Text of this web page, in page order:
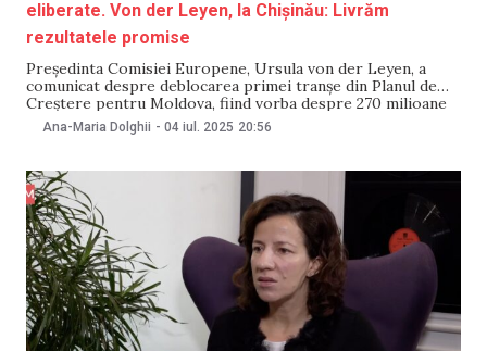
eliberate. Von der Leyen, la Chișinău: Livrăm
rezultatele promise
Președinta Comisiei Europene, Ursula von der Leyen, a
comunicat despre deblocarea primei tranșe din Planul de
Creștere pentru Moldova, fiind vorba despre 270 milioane
euro. Anunțul a fost făcut pe 4 iulie în cadrul unei conferințe
de presă cu președinta Maia Sandu și președintele
Ana-Maria Dolghii - 04 iul. 2025 20:56